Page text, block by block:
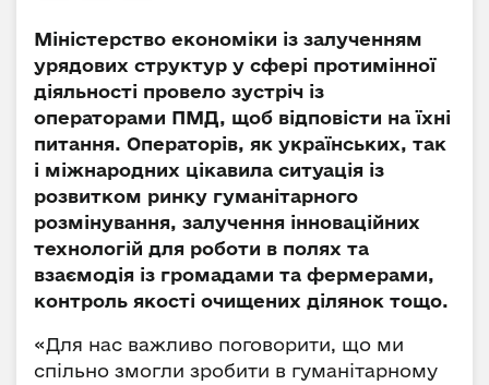
Міністерство економіки із залученням
урядових структур у сфері протимінної
діяльності провело зустріч із
операторами ПМД, щоб відповісти на їхні
питання. Операторів, як українських, так
і міжнародних цікавила ситуація із
розвитком ринку гуманітарного
розмінування, залучення інноваційних
технологій для роботи в полях та
взаємодія із громадами та фермерами,
контроль якості очищених ділянок тощо.
«Для нас важливо поговорити, що ми
спільно змогли зробити в гуманітарному